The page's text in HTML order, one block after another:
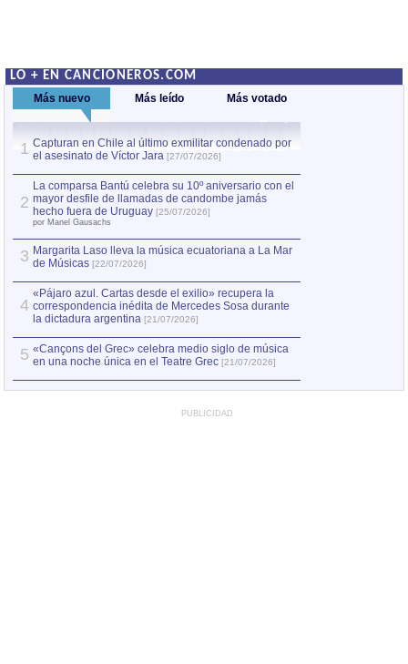
LO + EN CANCIONEROS.COM
Más nuevo Más leído Más votado
1 Capturan en Chile al último exmilitar condenado por
el asesinato de Víctor Jara [27/07/2026]
2
La comparsa Bantú celebra su 10º aniversario con el
mayor desfile de llamadas de candombe jamás
hecho fuera de Uruguay [25/07/2026]
por Manel Gausachs
3 Margarita Laso lleva la música ecuatoriana a La Mar
de Músicas [22/07/2026]
4
«Pájaro azul. Cartas desde el exilio» recupera la
correspondencia inédita de Mercedes Sosa durante
la dictadura argentina [21/07/2026]
5 «Cançons del Grec» celebra medio siglo de música
en una noche única en el Teatre Grec [21/07/2026]
PUBLICIDAD